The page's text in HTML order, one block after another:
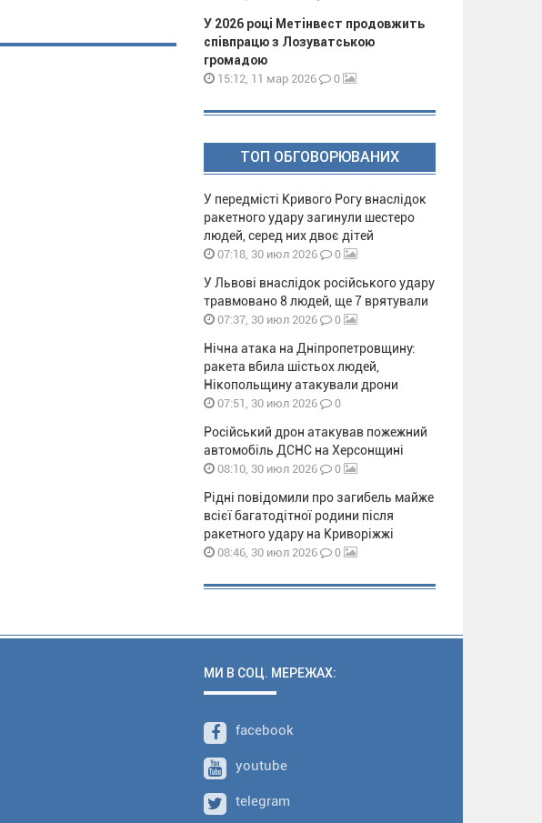
У 2026 році Метінвест продовжить
співпрацю з Лозуватською
громадою
15:12, 11 мар 2026 0
ТОП ОБГОВОРЮВАНИХ
У передмісті Кривого Рогу внаслідок
ракетного удару загинули шестеро
людей, серед них двоє дітей
07:18, 30 июл 2026 0
У Львові внаслідок російського удару
травмовано 8 людей, ще 7 врятували
07:37, 30 июл 2026 0
Нічна атака на Дніпропетровщину:
ракета вбила шістьох людей,
Нікопольщину атакували дрони
07:51, 30 июл 2026 0
Російський дрон атакував пожежний
автомобіль ДСНС на Херсонщині
08:10, 30 июл 2026 0
Рідні повідомили про загибель майже
всієї багатодітної родини після
ракетного удару на Криворіжжі
08:46, 30 июл 2026 0
МИ В СОЦ. МЕРЕЖАХ:
facebook
youtube
telegram